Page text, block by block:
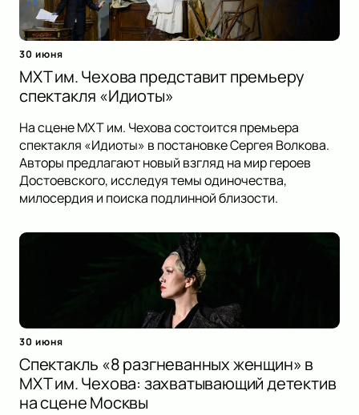
30 июня
МХТ им. Чехова представит премьеру
спектакля «Идиоты»
На сцене МХТ им. Чехова состоится премьера
спектакля «Идиоты» в постановке Сергея Волкова.
Авторы предлагают новый взгляд на мир героев
Достоевского, исследуя темы одиночества,
милосердия и поиска подлинной близости.
30 июня
Спектакль «8 разгневанных женщин» в
МХТ им. Чехова: захватывающий детектив
на сцене Москвы